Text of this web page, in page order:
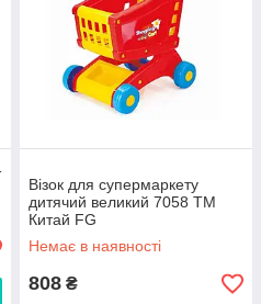
Візок для супермаркету
дитячий великий 7058 ТМ
Китай FG
Немає в наявності
808 ₴